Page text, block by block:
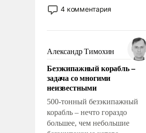
принадлежит, а кого из неё
исключили с правом
чем она отличается от просто
образованных людей. Иногда
казалось, что эти вопросы
решены раз и навсегда, но –
нет, не решены.
4 комментария
Александр Тимохин
Безэкипажный корабль –
задача со многими
неизвестными
500-тонный безэкипажный
корабль – нечто гораздо
большее, чем небольшие